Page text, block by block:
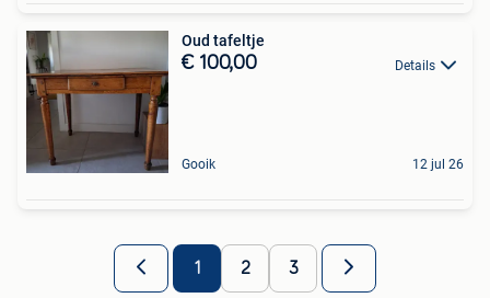
Oud tafeltje
€ 100,00 Details
Gooik 12 jul 26
1 2 3